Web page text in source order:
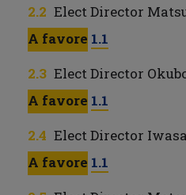
Elect Director
A favore 1.1
Elect Director
A favore 1.1
Elect Director
A favore 1.1